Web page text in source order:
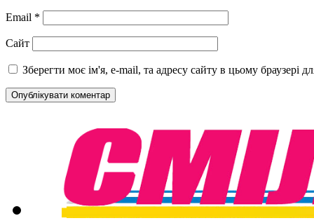
Email *
Сайт
Зберегти моє ім'я, e-mail, та адресу сайту в цьому браузері